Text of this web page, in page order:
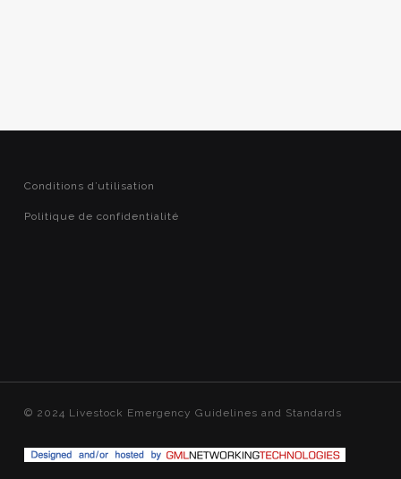
Conditions d’utilisation
Politique de confidentialité
© 2024 Livestock Emergency Guidelines and Standards